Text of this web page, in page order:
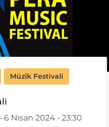
Müzik Festivali
6 Nisan 2024 • 23:30